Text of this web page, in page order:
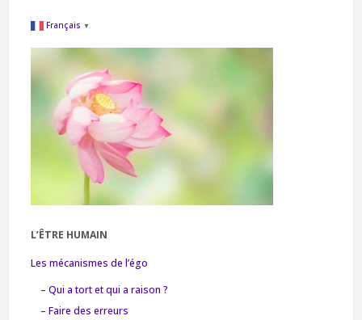
fois
lucide
rêve"
Français ▼
L’ÊTRE HUMAIN
Les mécanismes de l’égo
– Qui a tort et qui a raison ?
– Faire des erreurs